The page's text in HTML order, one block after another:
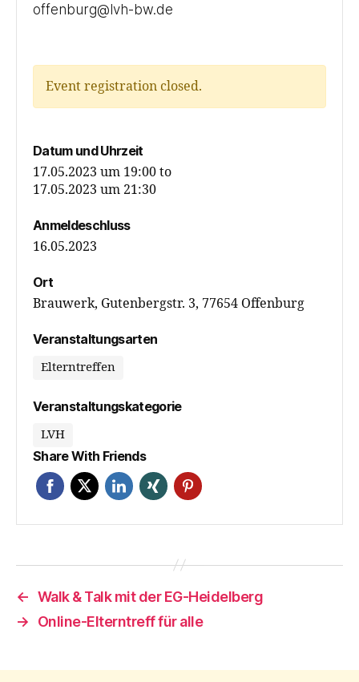
offenburg@lvh-bw.de
Event registration closed.
Datum und Uhrzeit
17.05.2023 um 19:00 to
17.05.2023 um 21:30
Anmeldeschluss
16.05.2023
Ort
Brauwerk, Gutenbergstr. 3, 77654 Offenburg
Veranstaltungsarten
Elterntreffen
Veranstaltungskategorie
LVH
Share With Friends
← Walk & Talk mit der EG-Heidelberg
→
Online-Elterntreff für alle